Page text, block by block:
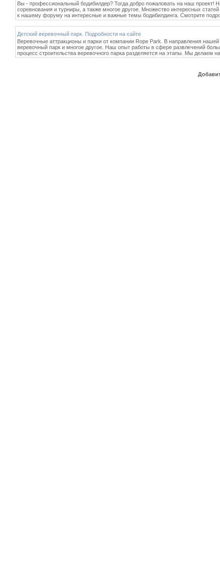
Вы - профессиональный бодибилдер? Тогда добро пожаловать на наш проект!
соревнования и турниры, а также многое другое. Множество интересных
к нашему форуму на интересные и важные темы бодибилдинга. Смотрите
Детский веревочный парк. Подробности на сайте
Веревочные аттракционы и парки от компании Rope Park. В направления
веревочный парк и многое другое. Наш опыт работы в сфере развлечений
процесс строительства веревочного парка разделяется на этапы. Мы делаем